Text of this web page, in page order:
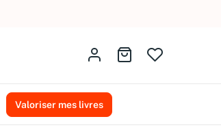
Identifiez-vousAller au panier
Valoriser mes livres